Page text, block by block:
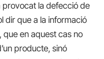
provocat la defecció de
dir que a la informació
que en aquest cas no
producte, sinó